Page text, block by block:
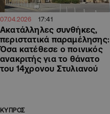
07.04.2026 17:41
Ακατάλληλες συνθήκες,
περιστατικά παραμέλησης:
Όσα κατέθεσε ο ποινικός
ανακριτής για το θάνατο
του 14χρονου Στυλιανού
ΚΥΠΡΟΣ